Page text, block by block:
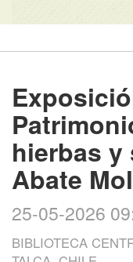
hierbas y
Abate
25-05-2026
BIBLIOTECA